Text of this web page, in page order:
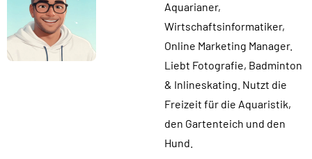
Aquarianer,
Wirtschaftsinformatiker,
Online Marketing Manager.
Liebt Fotografie, Badminton
& Inlineskating. Nutzt die
Freizeit für die Aquaristik,
den Gartenteich und den
Hund.